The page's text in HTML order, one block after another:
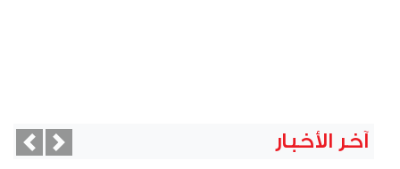
آخر الأخبار Next